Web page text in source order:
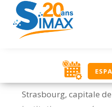
Strasbourg, capitale de